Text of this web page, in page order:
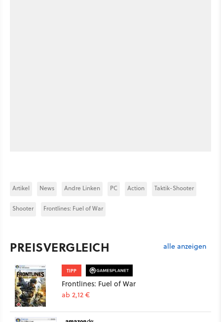
Artikel News Andre Linken PC Action Taktik-Shooter
Shooter Frontlines: Fuel of War
PREISVERGLEICH alle anzeigen
TIPP
Frontlines: Fuel of War
ab 2,12 €